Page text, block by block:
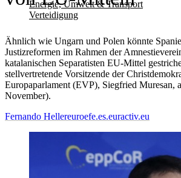
Energie, Umwelt & Transport
Verteidigung
Ähnlich wie Ungarn und Polen könnte
Justizreformen im Rahmen der
katalanischen Separatisten EU-Mittel
stellvertretende Vorsitzende der
Europaparlament (EVP), Siegfried Muresan,
November).
Fernando Hellereuroefe.es.euractiv.eu